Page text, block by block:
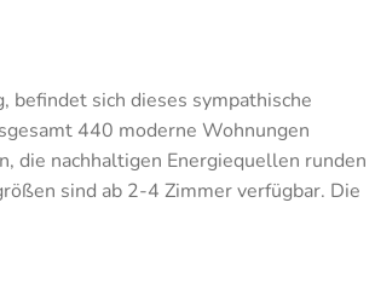
befindet sich dieses sympathische
440 moderne Wohnungen
die nachhaltigen Energiequellen runden
sind ab 2-4 Zimmer verfügbar. Die